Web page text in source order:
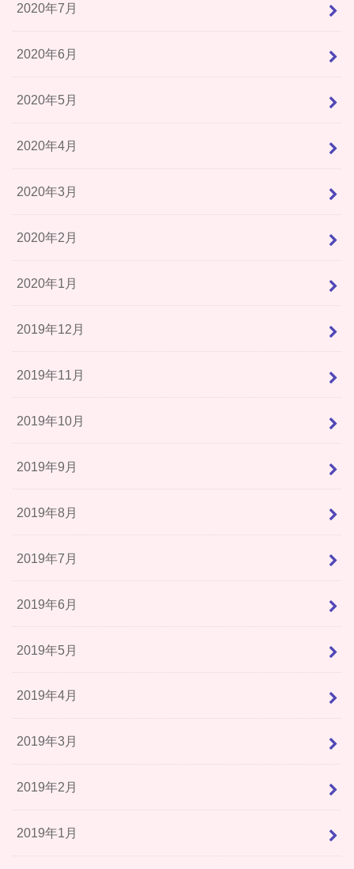
2020年7月
2020年6月
2020年5月
2020年4月
2020年3月
2020年2月
2020年1月
2019年12月
2019年11月
2019年10月
2019年9月
2019年8月
2019年7月
2019年6月
2019年5月
2019年4月
2019年3月
2019年2月
2019年1月